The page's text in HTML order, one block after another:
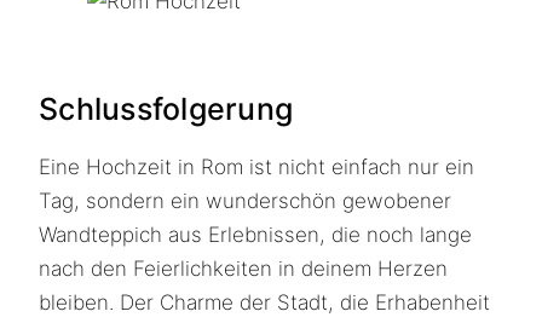
Schlussfolgerung
Eine Hochzeit in Rom ist nicht einfach nur ein
Tag, sondern ein wunderschön gewobener
Wandteppich aus Erlebnissen, die noch lange
nach den Feierlichkeiten in deinem Herzen
bleiben. Der Charme der Stadt, die Erhabenheit